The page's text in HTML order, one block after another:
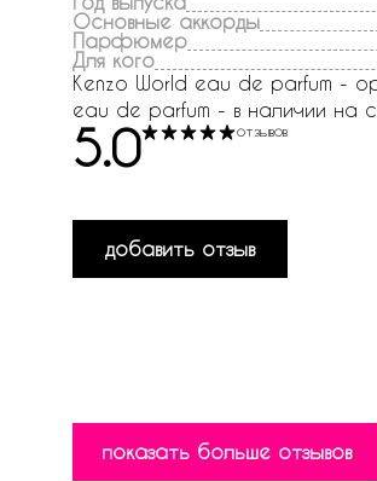
Основные аккорды
Парфюмер
Для кого
Kenzo World eau de parfum -
eau de parfum - в наличии на
5.0 отзывов
добавить отзыв
показать больше отзывов